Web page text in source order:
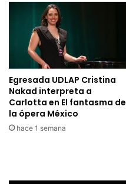
Egresada UDLAP Cristina
Nakad interpreta a
Carlotta en El fantasma de
la ópera México
hace 1 semana